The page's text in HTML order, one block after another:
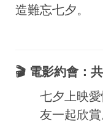
造難忘七夕。
🎬 電影約會：
七夕上映
友一起欣賞